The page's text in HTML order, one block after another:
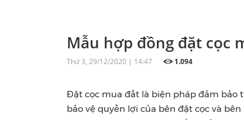
Mẫu hợp đồng đặt cọc
Thứ 3, 29/12/2020 | 14:47 1.094
Đặt cọc mua đất là biện pháp đảm bảo
bảo vệ quyền lợi của bên đặt cọc và